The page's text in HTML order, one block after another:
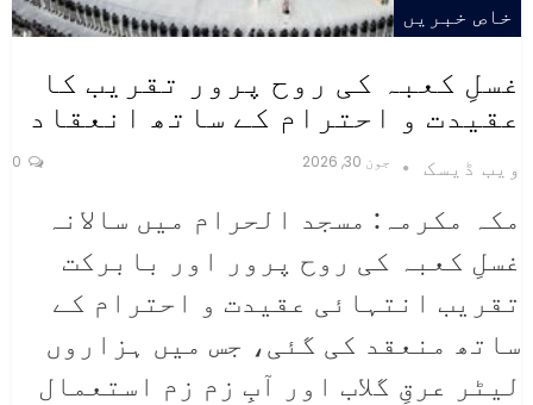
خاص خبریں
غسلِ کعبہ کی روح پرور تقریب کا
عقیدت و احترام کے ساتھ انعقاد
ویب ڈیسک جون 30, 2026
مکہ مکرمہ: مسجد الحرام میں سالانہ
غسلِ کعبہ کی روح پرور اور بابرکت
تقریب انتہائی عقیدت و احترام کے
ساتھ منعقد کی گئی، جس میں ہزاروں
لیٹر عرقِ گلاب اور آبِ زم زم استعمال